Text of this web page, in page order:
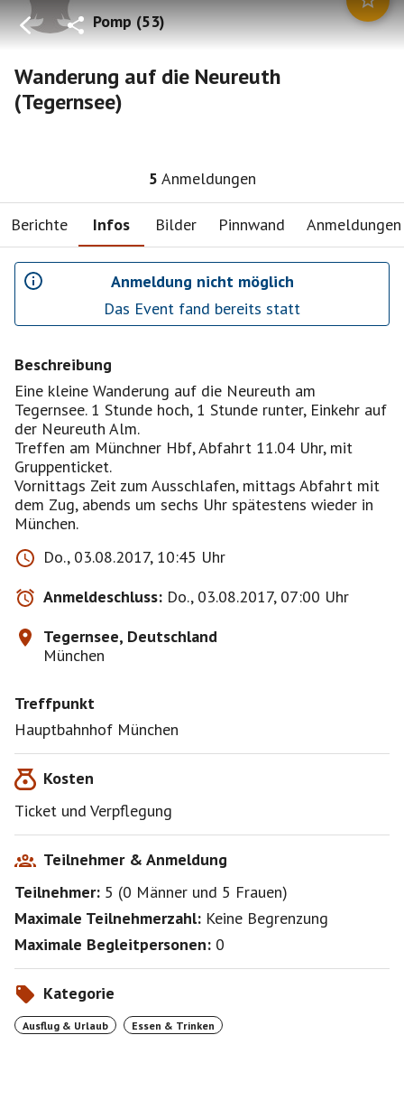
Pomp(53)
Wanderung auf die Neureuth
(Tegernsee)
5 Anmeldungen
Berichte Infos Bilder Pinnwand Anmeldungen
Anmeldung nicht möglich
Das Event fand bereits statt
Beschreibung
Eine kleine Wanderung auf die Neureuth am
Tegernsee. 1 Stunde hoch, 1 Stunde runter, Einkehr auf
der Neureuth Alm.
Treffen am Münchner Hbf, Abfahrt 11.04 Uhr, mit
Gruppenticket.
Vornittags Zeit zum Ausschlafen, mittags Abfahrt mit
dem Zug, abends um sechs Uhr spätestens wieder in
München.
Do., 03.08.2017, 10:45 Uhr
Anmeldeschluss: Do., 03.08.2017, 07:00 Uhr
Tegernsee, Deutschland
München
Treffpunkt
Hauptbahnhof München
Kosten
Ticket und Verpflegung
Teilnehmer & Anmeldung
Teilnehmer: 5 (0 Männer und 5 Frauen)
Maximale Teilnehmerzahl: Keine Begrenzung
Maximale Begleitpersonen: 0
Kategorie
Ausflug & Urlaub Essen & Trinken